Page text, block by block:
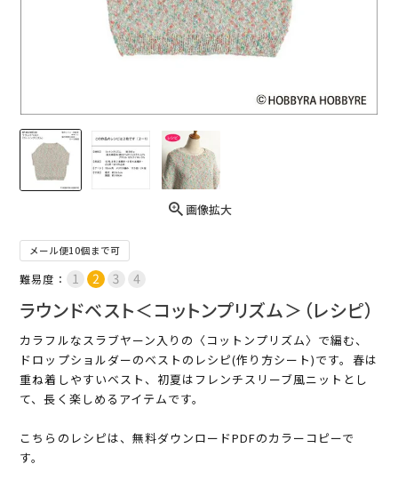
画像拡大
メール便10個まで可
難易度：
ラウンドベスト＜コットンプリズム＞（レシピ）
カラフルなスラブヤーン入りの〈コットンプリズム〉で編む、
ドロップショルダーのベストのレシピ(作り方シート)です。春は
重ね着しやすいベスト、初夏はフレンチスリーブ風ニットとし
て、長く楽しめるアイテムです。
こちらのレシピは、無料ダウンロードPDFのカラーコピーで
す。